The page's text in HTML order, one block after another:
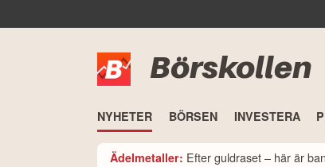
Börskollen
NYHETER BÖRSEN INVESTERA
Ädelmetaller: Efter guldraset – här är